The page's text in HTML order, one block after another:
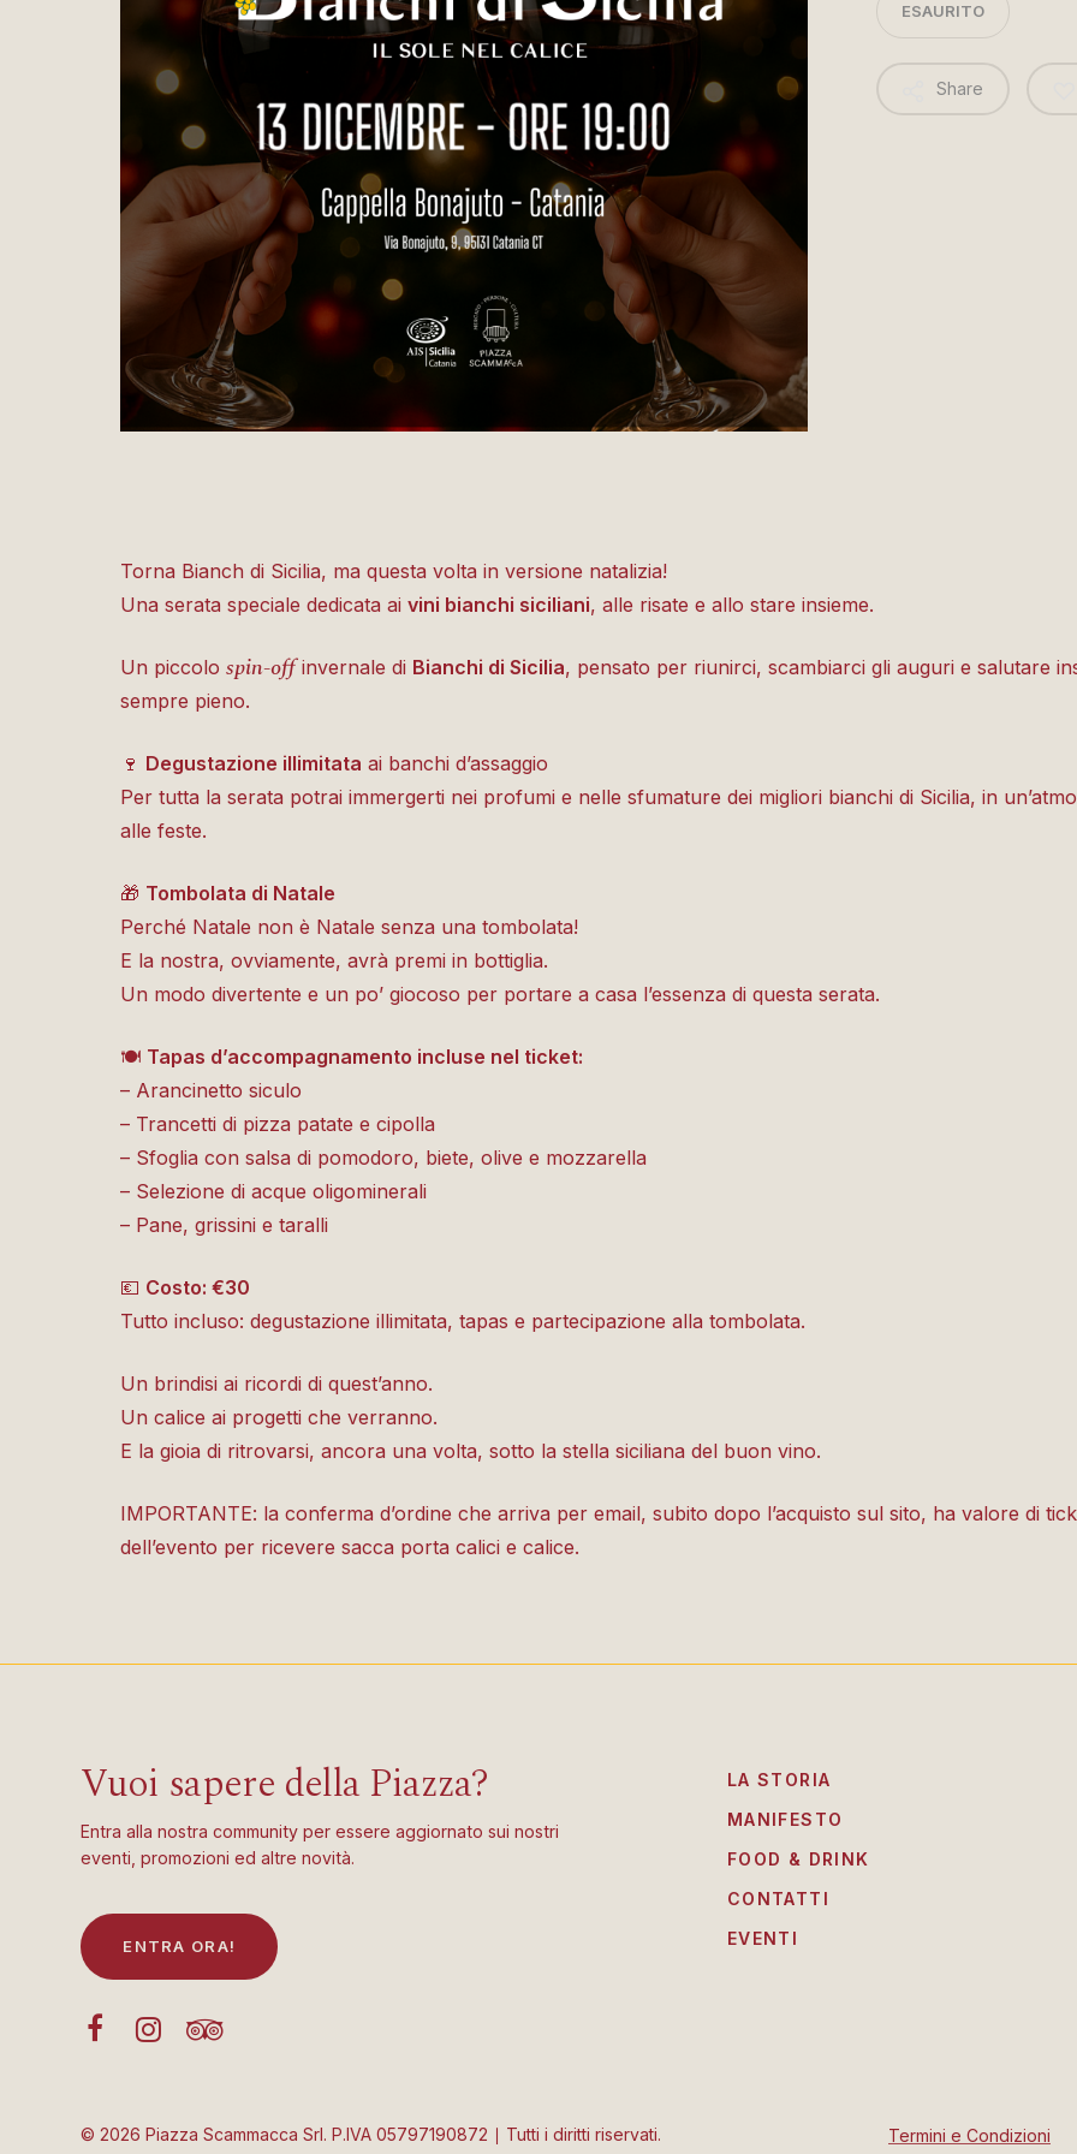
ESAURITO
Share
Torna Bianch di Sicilia, ma questa volta in versione natalizia!
Una serata speciale dedicata ai vini bianchi siciliani, alle risate e allo stare insieme.
Un piccolo spin-offinvernale di Bianchi di Sicilia, pensato per riunirci, scambiarci gli auguri e salutare
sempre pieno.
🍷 Degustazione illimitata ai banchi d’assaggio
Per tutta la serata potrai immergerti nei profumi e nelle sfumature dei migliori bianchi di Sicilia, in
alle feste.
🎁 Tombolata di Natale
Perché Natale non è Natale senza una tombolata!
E la nostra, ovviamente, avrà premi in bottiglia.
Un modo divertente e un po’ giocoso per portare a casa l’essenza di questa serata.
🍽️ Tapas d’accompagnamento incluse nel ticket:
– Arancinetto siculo
– Trancetti di pizza patate e cipolla
– Sfoglia con salsa di pomodoro, biete, olive e mozzarella
– Selezione di acque oligominerali
– Pane, grissini e taralli
💶 Costo: €30
Tutto incluso: degustazione illimitata, tapas e partecipazione alla tombolata.
Un brindisi ai ricordi di quest’anno.
Un calice ai progetti che verranno.
E la gioia di ritrovarsi, ancora una volta, sotto la stella siciliana del buon vino.
IMPORTANTE: la conferma d’ordine che arriva per email, subito dopo l’acquisto sul sito, ha valore di
dell’evento per ricevere sacca porta calici e calice.
Vuoi sapere della Piazza?
Entra alla nostra community per essere aggiornato sui nostri
eventi, promozioni ed altre novità.
ENTRA ORA!
LA STORIA
MANIFESTO
FOOD & DRINK
CONTATTI
EVENTI
©2026 Piazza Scammacca Srl. P.IVA 05797190872 ∣ Tutti i diritti riservati. Termini e Condizioni